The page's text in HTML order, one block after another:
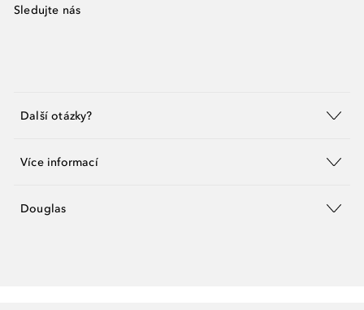
Sledujte nás
Další otázky?
Více informací
Douglas